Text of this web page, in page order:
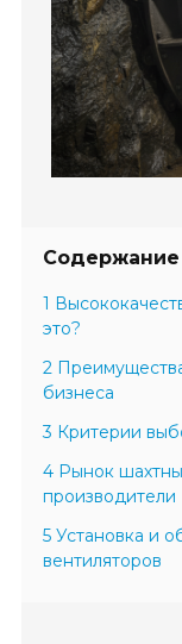
Содержание
1
это?
2
бизнеса
3 Критерии
4 Рынок
производители
5 Установка и
вентиляторов